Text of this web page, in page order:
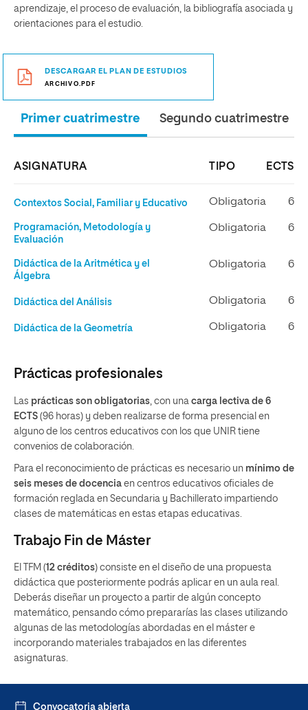
aprendizaje, el proceso de evaluación, la bibliografía asociada y
orientaciones para el estudio.
DESCARGAR EL PLAN DE ESTUDIOS
ARCHIVO.PDF
Primer cuatrimestre Segundo cuatrimestre
ASIGNATURA TIPO ECTS
Contextos Social, Familiar y Educativo Obligatoria 6
Programación, Metodología y
Evaluación
Obligatoria 6
Didáctica de la Aritmética y el
Álgebra
Obligatoria 6
Didáctica del Análisis Obligatoria 6
Didáctica de la Geometría Obligatoria 6
Prácticas profesionales
Las prácticas son obligatorias, con una carga lectiva de 6
ECTS (96 horas) y deben realizarse de forma presencial en
alguno de los centros educativos con los que UNIR tiene
convenios de colaboración.
Para el reconocimiento de prácticas es necesario un mínimo de
seis meses de docencia en centros educativos oficiales de
formación reglada en Secundaria y Bachillerato impartiendo
clases de matemáticas en estas etapas educativas.
Trabajo Fin de Máster
El TFM (12 créditos) consiste en el diseño de una propuesta
didáctica que posteriormente podrás aplicar en un aula real.
Deberás diseñar un proyecto a partir de algún concepto
matemático, pensando cómo prepararías las clases utilizando
algunas de las metodologías abordadas en el máster e
incorporando materiales trabajados en las diferentes
asignaturas.
Convocatoria abierta